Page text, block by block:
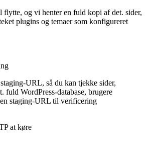
flytte, og vi henter en fuld kopi af det. sider,
plugins og temaer som konfigureret
URL, så du kan tjekke sider,
fuld WordPress-database, brugere
staging-URL til verificering
at køre